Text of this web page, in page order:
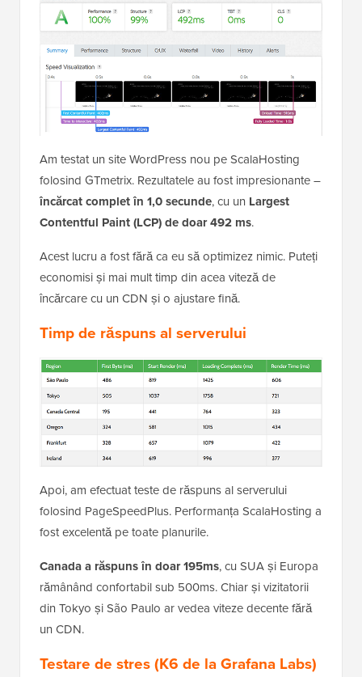
Am testat un site WordPress nou pe ScalaHosting
folosind GTmetrix. Rezultatele au fost impresionante –
încărcat complet în 1,0 secunde, cu un Largest
Contentful Paint (LCP) de doar 492 ms.
Acest lucru a fost fără ca eu să optimizez nimic. Puteți
economisi și mai mult timp din acea viteză de
încărcare cu un CDN și o ajustare fină.
Timp de răspuns al serverului
Apoi, am efectuat teste de răspuns al serverului
folosind PageSpeedPlus. Performanța ScalaHosting a
fost excelentă pe toate planurile.
Canada a răspuns în doar 195ms, cu SUA și Europa
rămânând confortabil sub 500ms. Chiar și vizitatorii
din Tokyo și São Paulo ar vedea viteze decente fără
un CDN.
Testare de stres (K6 de la Grafana Labs)